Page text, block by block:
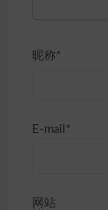
昵称*
E-mail*
网站